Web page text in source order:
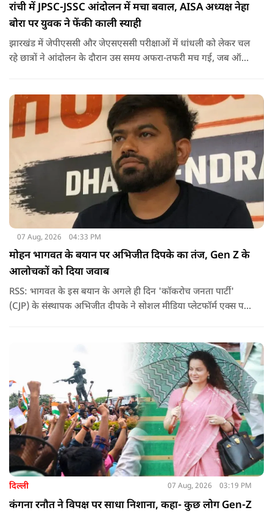
रांची में JPSC-JSSC आंदोलन में मचा बवाल, AISA अध्यक्ष नेहा
बोरा पर युवक ने फेंकी काली स्याही
झारखंड में जेपीएससी और जेएसएससी परीक्षाओं में धांधली को लेकर चल
रहे छात्रों ने आंदोलन के दौरान उस समय अफरा-तफरी मच गई, जब ऑल
07 Aug, 2026 04:33 PM
मोहन भागवत के बयान पर अभिजीत दिपके का तंज, Gen Z के
आलोचकों को दिया जवाब
RSS: भागवत के इस बयान के अगले ही दिन 'कॉकरोच जनता पार्टी'
(CJP) के संस्थापक अभिजीत दीपके ने सोशल मीडिया प्लेटफॉर्म एक्स पर
दिल्ली 07 Aug, 2026 03:19 PM
कंगना रनौत ने विपक्ष पर साधा निशाना, कहा- कुछ लोग Gen-Z